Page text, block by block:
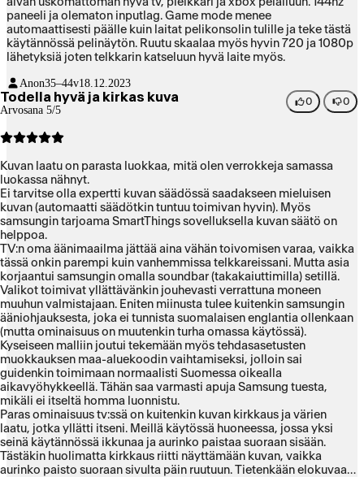
paneeli ja olematon inputlag. Game mode menee
automaattisesti päälle kuin laitat pelikonsolin tulille ja teke tästä
käytännössä pelinäytön. Ruutu skaalaa myös hyvin 720 ja 1080p
lähetyksiä joten telkkarin katseluun hyvä laite myös.
Anon35–44v18.12.2023
Todella hyvä ja kirkas kuva
Arvosana 5/5
0 0
Kuvan laatu on parasta luokkaa, mitä olen verrokkeja samassa
luokassa nähnyt.
Ei tarvitse olla expertti kuvan säädössä saadakseen mieluisen
kuvan (automaatti säädötkin tuntuu toimivan hyvin). Myös
samsungin tarjoama SmartThings sovelluksella kuvan säätö on
helppoa.
TV:n oma äänimaailma jättää aina vähän toivomisen varaa, vaikka
tässä onkin parempi kuin vanhemmissa telkkareissani. Mutta asia
korjaantui samsungin omalla soundbar (takakaiuttimilla) setillä.
Valikot toimivat yllättävänkin jouhevasti verrattuna moneen
muuhun valmistajaan. Eniten miinusta tulee kuitenkin samsungin
ääniohjauksesta, joka ei tunnista suomalaisen englantia ollenkaan
(mutta ominaisuus on muutenkin turha omassa käytössä).
Kyseiseen malliin joutui tekemään myös tehdasasetusten
muokkauksen maa-aluekoodin vaihtamiseksi, jolloin sai
guidenkin toimimaan normaalisti Suomessa oikealla
aikavyöhykkeellä. Tähän saa varmasti apuja Samsung tuesta,
mikäli ei itseltä homma luonnistu.
Paras ominaisuus tv:ssä on kuitenkin kuvan kirkkaus ja värien
laatu, jotka yllätti itseni. Meillä käytössä huoneessa, jossa yksi
seinä käytännössä ikkunaa ja aurinko paistaa suoraan sisään.
Tästäkin huolimatta kirkkaus riitti näyttämään kuvan, vaikka
aurinko paisto suoraan sivulta päin ruutuun. Tietenkään elokuvaa